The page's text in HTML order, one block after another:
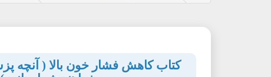
کتاب کاهش فشار خون بالا ( آنچه